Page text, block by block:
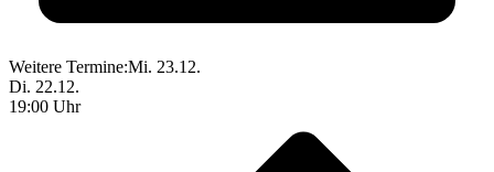
Weitere Termine:Mi. 23.12.
Di. 22.12.
19:00 Uhr